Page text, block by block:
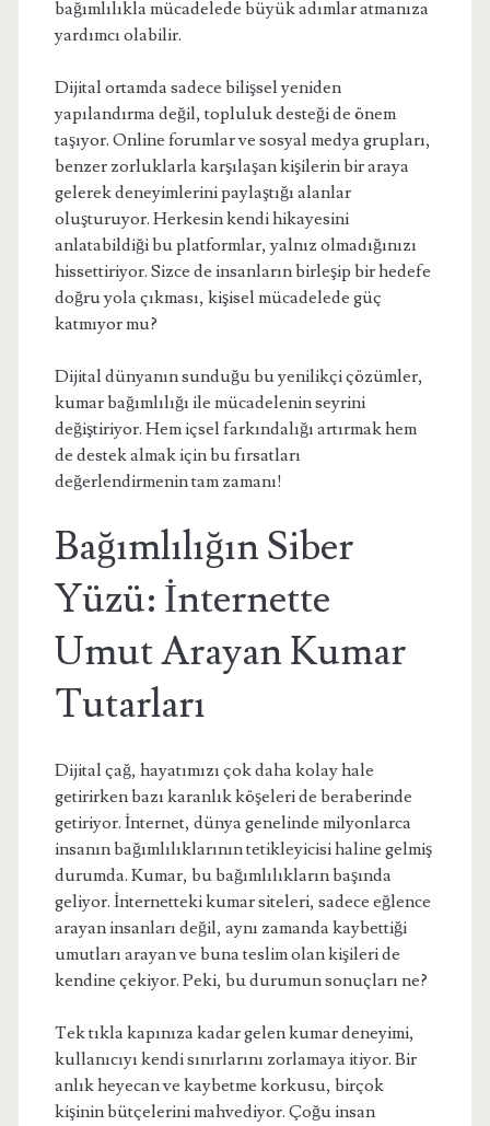
bağımlılıkla mücadelede büyük adımlar atmanıza
yardımcı olabilir.
Dijital ortamda sadece bilişsel yeniden
yapılandırma değil, topluluk desteği de önem
taşıyor. Online forumlar ve sosyal medya grupları,
benzer zorluklarla karşılaşan kişilerin bir araya
gelerek deneyimlerini paylaştığı alanlar
oluşturuyor. Herkesin kendi hikayesini
anlatabildiği bu platformlar, yalnız olmadığınızı
hissettiriyor. Sizce de insanların birleşip bir hedefe
doğru yola çıkması, kişisel mücadelede güç
katmıyor mu?
Dijital dünyanın sunduğu bu yenilikçi çözümler,
kumar bağımlılığı ile mücadelenin seyrini
değiştiriyor. Hem içsel farkındalığı artırmak hem
de destek almak için bu fırsatları
değerlendirmenin tam zamanı!
Bağımlılığın Siber
Yüzü: İnternette
Umut Arayan Kumar
Tutarları
Dijital çağ, hayatımızı çok daha kolay hale
getirirken bazı karanlık köşeleri de beraberinde
getiriyor. İnternet, dünya genelinde milyonlarca
insanın bağımlılıklarının tetikleyicisi haline gelmiş
durumda. Kumar, bu bağımlılıkların başında
geliyor. İnternetteki kumar siteleri, sadece eğlence
arayan insanları değil, aynı zamanda kaybettiği
umutları arayan ve buna teslim olan kişileri de
kendine çekiyor. Peki, bu durumun sonuçları ne?
Tek tıkla kapınıza kadar gelen kumar deneyimi,
kullanıcıyı kendi sınırlarını zorlamaya itiyor. Bir
anlık heyecan ve kaybetme korkusu, birçok
kişinin bütçelerini mahvediyor. Çoğu insan